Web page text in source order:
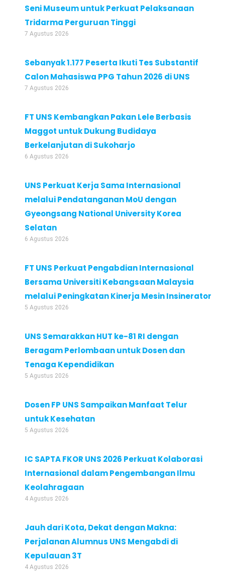
Seni Museum untuk Perkuat Pelaksanaan
Tridarma Perguruan Tinggi
7 Agustus 2026
Sebanyak 1.177 Peserta Ikuti Tes Substantif
Calon Mahasiswa PPG Tahun 2026 di UNS
7 Agustus 2026
FT UNS Kembangkan Pakan Lele Berbasis
Maggot untuk Dukung Budidaya
Berkelanjutan di Sukoharjo
6 Agustus 2026
UNS Perkuat Kerja Sama Internasional
melalui Pendatanganan MoU dengan
Gyeongsang National University Korea
Selatan
6 Agustus 2026
FT UNS Perkuat Pengabdian Internasional
Bersama Universiti Kebangsaan Malaysia
melalui Peningkatan Kinerja Mesin Insinerator
5 Agustus 2026
UNS Semarakkan HUT ke-81 RI dengan
Beragam Perlombaan untuk Dosen dan
Tenaga Kependidikan
5 Agustus 2026
Dosen FP UNS Sampaikan Manfaat Telur
untuk Kesehatan
5 Agustus 2026
IC SAPTA FKOR UNS 2026 Perkuat Kolaborasi
Internasional dalam Pengembangan Ilmu
Keolahragaan
4 Agustus 2026
Jauh dari Kota, Dekat dengan Makna:
Perjalanan Alumnus UNS Mengabdi di
Kepulauan 3T
4 Agustus 2026